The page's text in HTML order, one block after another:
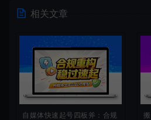
相关文章
自媒体快速起号四板斧：合规